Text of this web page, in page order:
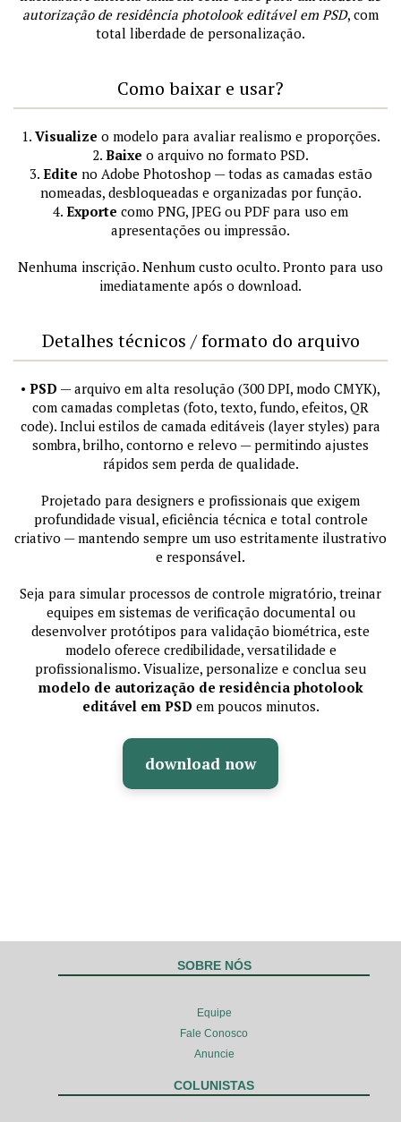
autorização de residência photolook editável em PSD, com
total liberdade de personalização.
Como baixar e usar?
1. Visualize o modelo para avaliar realismo e proporções.
2. Baixe o arquivo no formato PSD.
3. Edite no Adobe Photoshop — todas as camadas estão
nomeadas, desbloqueadas e organizadas por função.
4. Exporte como PNG, JPEG ou PDF para uso em
apresentações ou impressão.
Nenhuma inscrição. Nenhum custo oculto. Pronto para uso
imediatamente após o download.
Detalhes técnicos / formato do arquivo
• PSD — arquivo em alta resolução (300 DPI, modo CMYK),
com camadas completas (foto, texto, fundo, efeitos, QR
code). Inclui estilos de camada editáveis (layer styles) para
sombra, brilho, contorno e relevo — permitindo ajustes
rápidos sem perda de qualidade.
Projetado para designers e profissionais que exigem
profundidade visual, eficiência técnica e total controle
criativo — mantendo sempre um uso estritamente ilustrativo
e responsável.
Seja para simular processos de controle migratório, treinar
equipes em sistemas de verificação documental ou
desenvolver protótipos para validação biométrica, este
modelo oferece credibilidade, versatilidade e
profissionalismo. Visualize, personalize e conclua seu
modelo de autorização de residência photolook
editável em PSD em poucos minutos.
download now
SOBRE NÓS
Equipe
Fale Conosco
Anuncie
COLUNISTAS